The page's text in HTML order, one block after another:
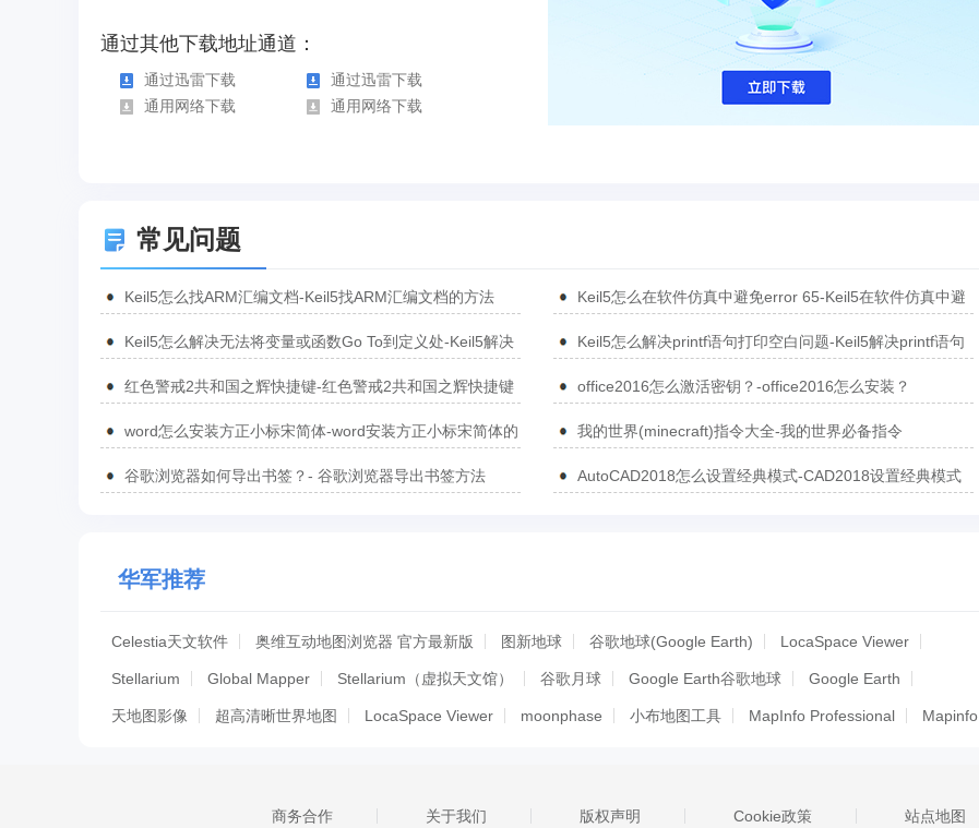
通过其他下载地址通道：
通过迅雷下载
通过迅雷下载
通用网络下载
通用网络下载
常见问题
Keil5怎么找ARM汇编文档-Keil5找ARM汇编文档的方法
Keil5怎么在软件仿真中避免error 65-Keil5在软件仿真中避
Keil5怎么解决无法将变量或函数Go To到定义处-Keil5解决
Keil5怎么解决printf语句打印空白问题-Keil5解决printf语句
红色警戒2共和国之辉快捷键-红色警戒2共和国之辉快捷键
office2016怎么激活密钥？-office2016怎么安装？
word怎么安装方正小标宋简体-word安装方正小标宋简体的
我的世界(minecraft)指令大全-我的世界必备指令
谷歌浏览器如何导出书签？- 谷歌浏览器导出书签方法
AutoCAD2018怎么设置经典模式-CAD2018设置经典模式
华军推荐
Celestia天文软件 奥维互动地图浏览器 官方最新版 图新地球 谷歌地球(Google Earth) LocaSpace Viewer
Stellarium Global Mapper Stellarium（虚拟天文馆） 谷歌月球 Google Earth谷歌地球 Google Earth
天地图影像 超高清晰世界地图 LocaSpace Viewer moonphase 小布地图工具 MapInfo Professional Mapinfo
商务合作 关于我们 版权声明 Cookie政策 站点地图